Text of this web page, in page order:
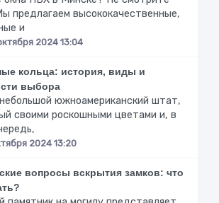
предлагаем высококачественные,
и
2024 13:04
кольца: история, виды и
выбора
южноамериканский штат,
своими роскошными цветами и, в
2024 13:20
вопросы вскрытия замков: что